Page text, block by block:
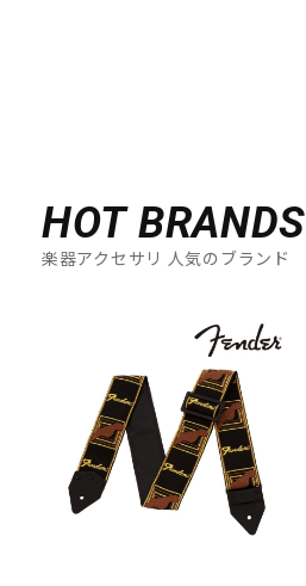
HOT BRANDS
楽器アクセサリ 人気のブランド